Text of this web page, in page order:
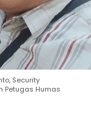
Security
Petugas Humas